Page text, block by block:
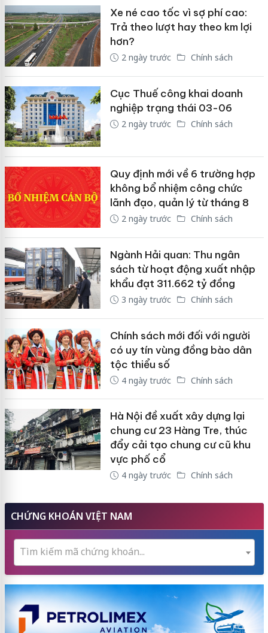
Xe né cao tốc vì sợ phí cao:
Trả theo lượt hay theo km lợi
hơn?
2 ngày trước Chính sách
Cục Thuế công khai doanh
nghiệp trạng thái 03-06
2 ngày trước Chính sách
Quy định mới về 6 trường hợp
không bổ nhiệm công chức
lãnh đạo, quản lý từ tháng 8
2 ngày trước Chính sách
Ngành Hải quan: Thu ngân
sách từ hoạt động xuất nhập
khẩu đạt 311.662 tỷ đồng
3 ngày trước Chính sách
Chính sách mới đối với người
có uy tín vùng đồng bào dân
tộc thiểu số
4 ngày trước Chính sách
Hà Nội đề xuất xây dựng lại
chung cư 23 Hàng Tre, thúc
đẩy cải tạo chung cư cũ khu
vực phố cổ
4 ngày trước Chính sách
CHỨNG KHOÁN VIỆT NAM
Tìm kiếm mã chứng khoán...